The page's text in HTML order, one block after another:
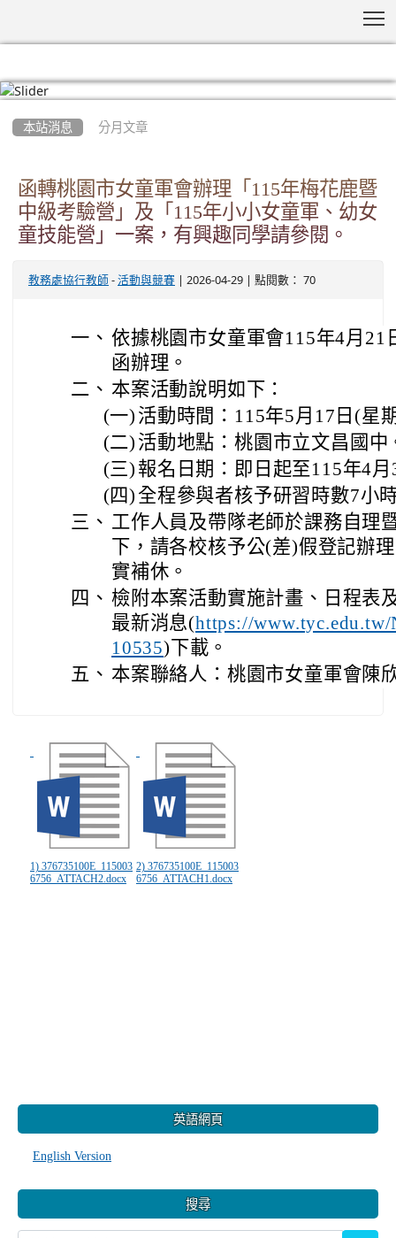
本站消息 分月文章
函轉桃園市女童軍會辦理「115年梅花鹿暨
中級考驗營」及「115年小小女童軍、幼女
童技能營」一案，有興趣同學請參閱。
教務處協行教師 - 活動與競賽 | 2026-04-29 | 點閱數： 70
一、 依據桃園市女童軍會115年4月21
函辦理。
二、 本案活動說明如下：
(一) 活動時間：115年5月17日(星
(二) 活動地點：桃園市立文昌國中
(三) 報名日期：即日起至115年4
(四) 全程參與者核予研習時數7小
三、 工作人員及帶隊老師於課務自理
下，請各校核予公(差)假登記辦
實補休。
四、 檢附本案活動實施計畫、日程表
最新消息(https://www.tyc.edu.tw/
10535)下載。
五、 本案聯絡人：桃園市女童軍會陳
1) 376735100E_115003
6756_ATTACH2.docx
2) 376735100E_115003
6756_ATTACH1.docx
英語網頁
English Version
搜尋